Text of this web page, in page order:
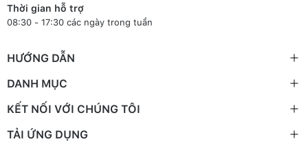
Thời gian hỗ trợ
08:30 - 17:30 các ngày trong tuần
HƯỚNG DẪN
DANH MỤC
KẾT NỐI VỚI CHÚNG TÔI
TẢI ỨNG DỤNG